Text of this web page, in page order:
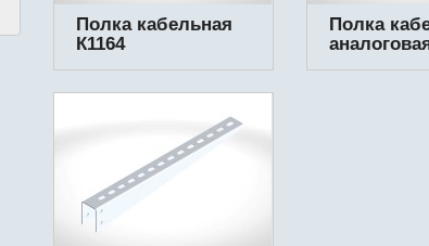
Полка кабельная
К1164
Полка